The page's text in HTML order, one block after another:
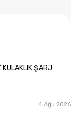
KULAKLIK ŞARJ
4 Ağu 2026